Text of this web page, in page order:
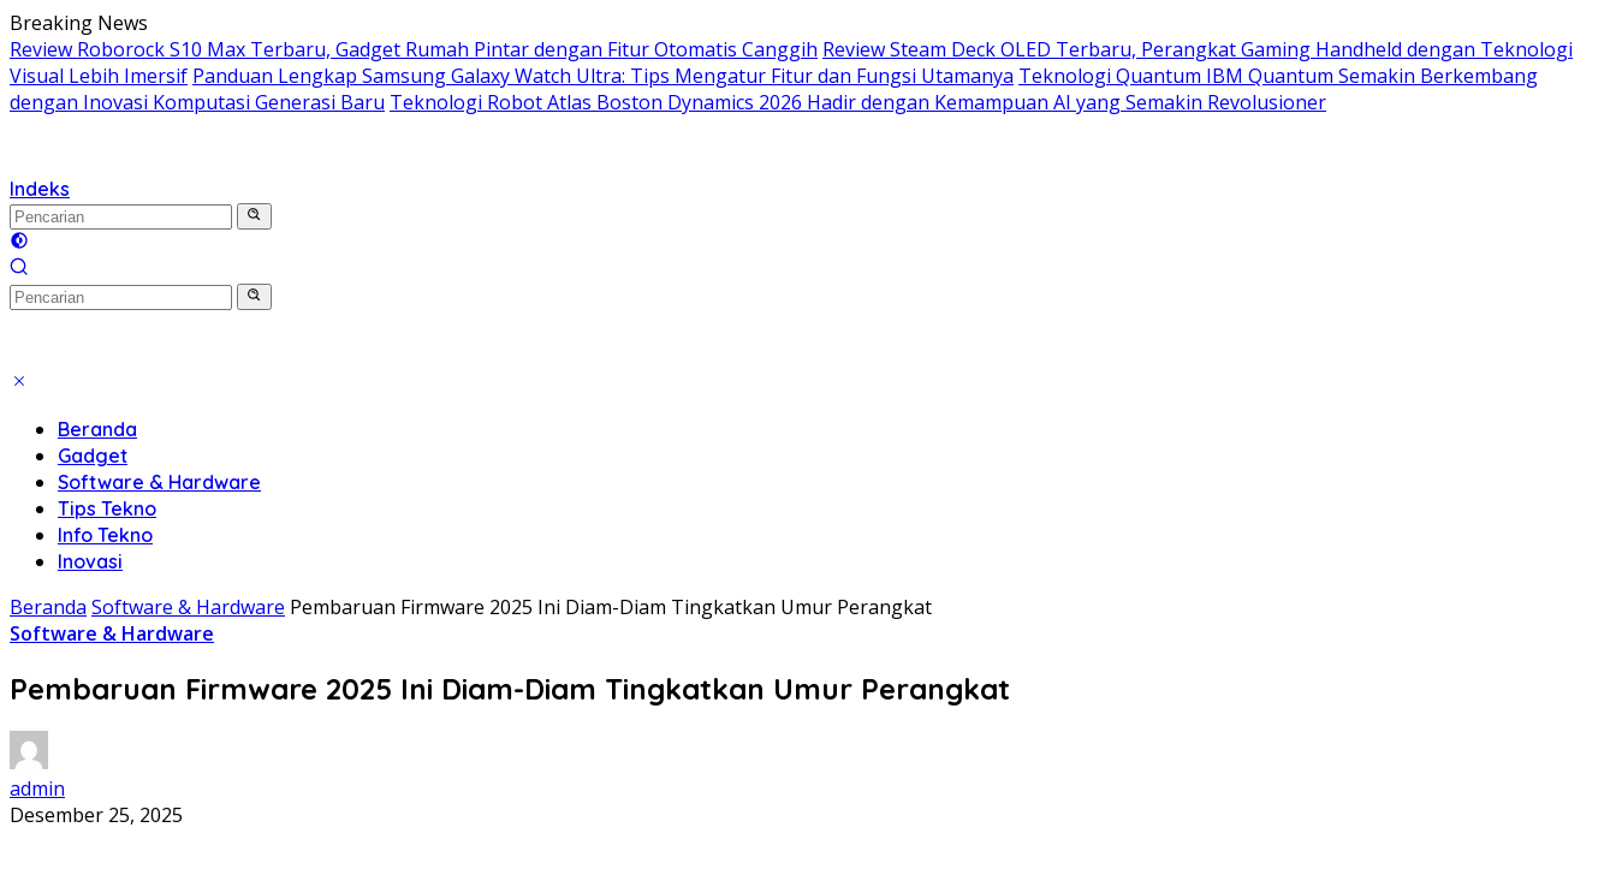
Langsung
ke
konten
Breaking News
Review Roborock S10 Max Terbaru, Gadget Rumah Pintar dengan Fitur Otomatis Canggih Review Steam Deck OLED Terbaru, Perangkat Gaming Handheld dengan Teknologi
Visual Lebih Imersif Panduan Lengkap Samsung Galaxy Watch Ultra: Tips Mengatur Fitur dan Fungsi Utamanya Teknologi Quantum IBM Quantum Semakin Berkembang
dengan Inovasi Komputasi Generasi Baru Teknologi Robot Atlas Boston Dynamics 2026 Hadir dengan Kemampuan AI yang Semakin Revolusioner
Indeks
Beranda
Gadget
Software & Hardware
Tips Tekno
Info Tekno
Inovasi
Beranda Software & Hardware Pembaruan Firmware 2025 Ini Diam-Diam Tingkatkan Umur Perangkat
Software & Hardware
Pembaruan Firmware 2025 Ini Diam-Diam Tingkatkan Umur Perangkat
admin
Desember 25, 2025